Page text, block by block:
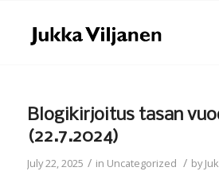
Blogikirjoitus tasan
(22.7.2024)
July 22, 2025 / in Uncategorized / by